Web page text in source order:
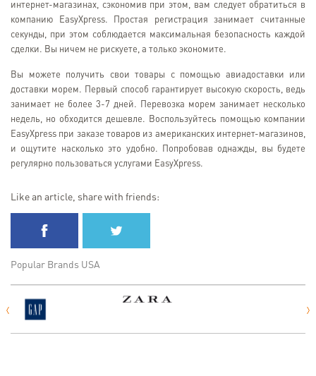
интернет-магазинах, сэкономив при этом, вам следует обратиться в
компанию EasyXpress. Простая регистрация занимает считанные
секунды, при этом соблюдается максимальная безопасность каждой
сделки. Вы ничем не рискуете, а только экономите.
Вы можете получить свои товары с помощью авиадоставки или
доставки морем. Первый способ гарантирует высокую скорость, ведь
занимает не более 3-7 дней. Перевозка морем занимает несколько
недель, но обходится дешевле. Воспользуйтесь помощью компании
EasyXpress при заказе товаров из американских интернет-магазинов,
и ощутите насколько это удобно. Попробовав однажды, вы будете
регулярно пользоваться услугами EasyXpress.
Like an article, share with friends:
Popular Brands USA